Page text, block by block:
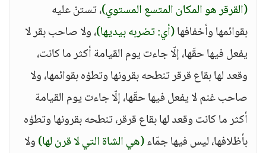
(القرقر هو المكان المتسع المستوي)، تستنّ عليه
بقوائمها وأخفافها(أي: تضربه بيديها)، ولا صاحب بقر لا
يفعل فيها حقّها، إلّا جاءت يوم القيامة أكثر ما كانت،
وقعد لها بقاع قرقر تنطحه بقرونها وتطؤه بقوائمها، ولا
صاحب غنم لا يفعل فيها حقّها، إلّا جاءت يوم القيامة
أكثر ما كانت وقعد لها بقاع قرقر، تنطحه بقرونها وتطؤه
بأظلافها، ليس فيها جمّاء(هي الشاة التي لا قرن لها)ولا